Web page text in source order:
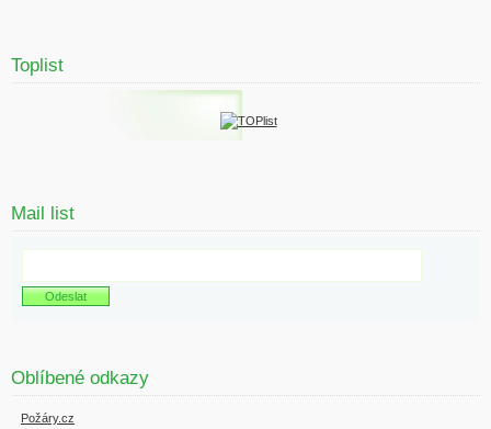
Toplist
Mail list
Oblíbené odkazy
Požáry.cz